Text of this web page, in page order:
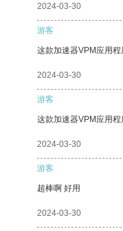
2024-03-30
游客
这款加速器VPM应用
2024-03-30
游客
这款加速器VPM应用程
2024-03-30
游客
超棒啊 好用
2024-03-30